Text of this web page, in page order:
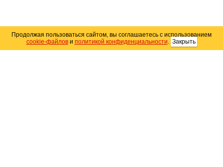
Продолжая пользоваться сайтом, вы соглашаетесь с использованием
cookie-файлови политикой конфиденциальности. Закрыть